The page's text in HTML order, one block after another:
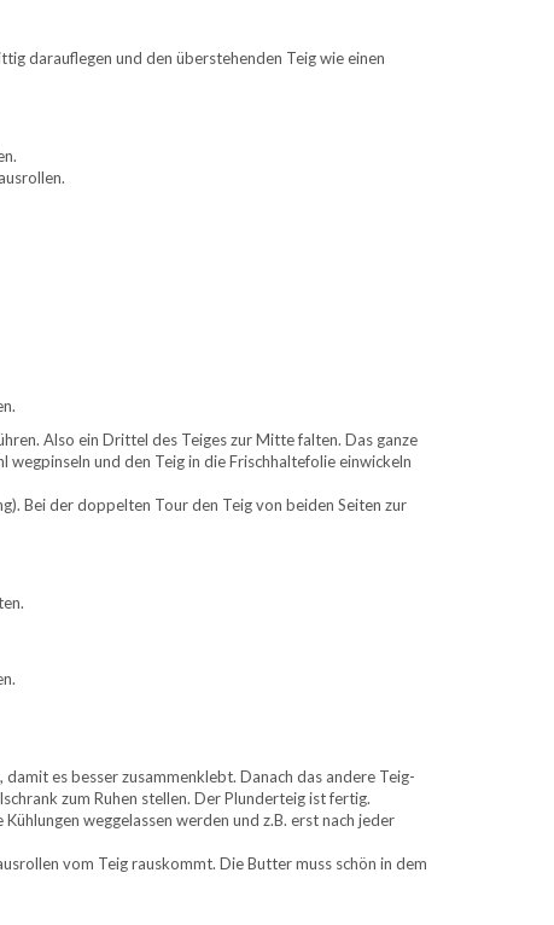
darauflegen und den überstehenden Teig wie einen
Also ein Drittel des Teiges zur Mitte falten. Das ganze
und den Teig in die Frischhaltefolie einwickeln
Bei der doppelten Tour den Teig von beiden Seiten zur
es besser zusammenklebt. Danach das andere Teig-
zum Ruhen stellen. Der Plunderteig ist fertig.
weggelassen werden und z.B. erst nach jeder
vom Teig rauskommt. Die Butter muss schön in dem